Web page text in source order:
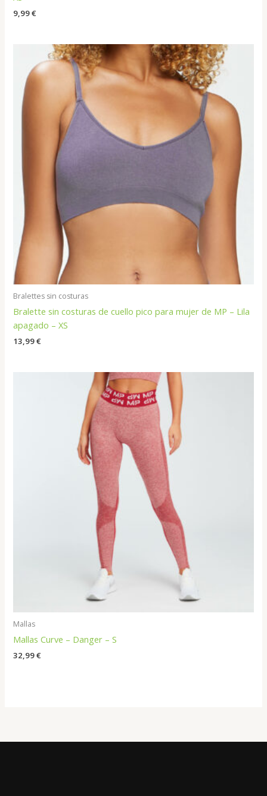
9,99€
Bralettes sin costuras
Bralette sin costuras de cuello pico para mujer de MP – Lila
apagado – XS
13,99€
Mallas
Mallas Curve – Danger – S
32,99€